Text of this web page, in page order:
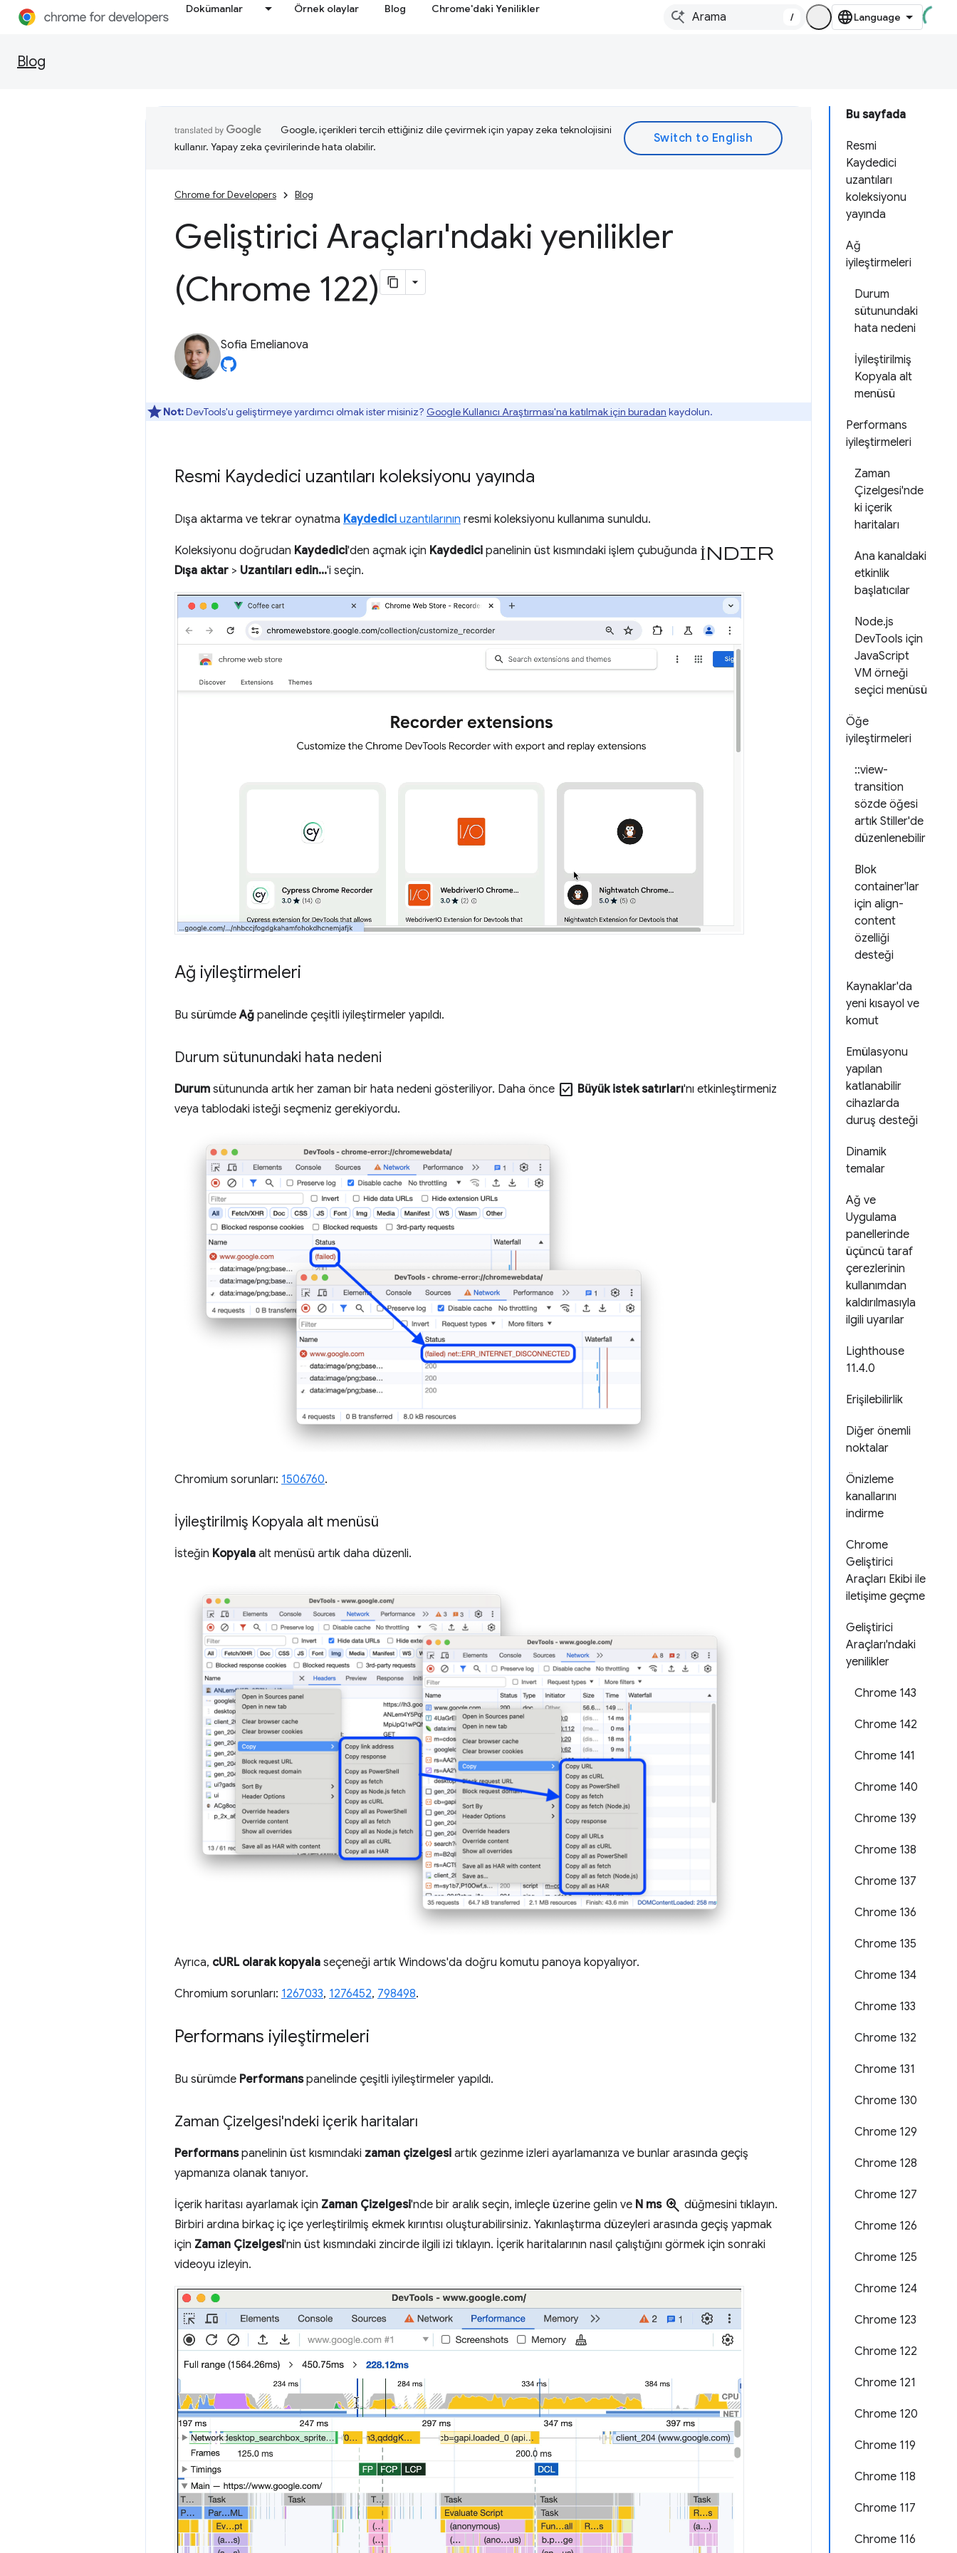
Dokümanlar Örnek olaylar Blog Chrome'daki Yenilikler
/
Blog
Bu sayfada
Resmi
Kaydedici
uzantıları
koleksiyonu
yayında
Ağ
iyileştirmeleri
Durum
sütunundaki
hata nedeni
İyileştirilmiş
Kopyala alt
menüsü
Performans
iyileştirmeleri
Zaman
Çizelgesi'nde
ki içerik
haritaları
Ana kanaldaki
etkinlik
başlatıcılar
Node.js
DevTools için
JavaScript
VM örneği
seçici menüsü
Öğe
iyileştirmeleri
::view-
transition
sözde öğesi
artık Stiller'de
düzenlenebilir
Blok
container'lar
için align-
content
özelliği
desteği
Kaynaklar'da
yeni kısayol ve
komut
Emülasyonu
yapılan
katlanabilir
cihazlarda
duruş desteği
Dinamik
temalar
Ağ ve
Uygulama
panellerinde
üçüncü taraf
çerezlerinin
kullanımdan
kaldırılmasıyla
ilgili uyarılar
Lighthouse
11.4.0
Erişilebilirlik
Diğer önemli
noktalar
Önizleme
kanallarını
indirme
Chrome
Geliştirici
Araçları Ekibi ile
iletişime geçme
Geliştirici
Araçları'ndaki
yenilikler
Chrome 143
Chrome 142
Chrome 141
Chrome 140
Chrome 139
Chrome 138
Chrome 137
Chrome 136
Chrome 135
Chrome 134
Chrome 133
Chrome 132
Chrome 131
Chrome 130
Chrome 129
Chrome 128
Chrome 127
Chrome 126
Chrome 125
Chrome 124
Chrome 123
Chrome 122
Chrome 121
Chrome 120
Chrome 119
Chrome 118
Chrome 117
Chrome 116
Google, içerikleri tercih ettiğiniz dile çevirmek için yapay zeka teknolojisini
kullanır. Yapay zeka çevirilerinde hata olabilir.
Chrome for Developers Blog
Geliştirici Araçları'ndaki yenilikler
(Chrome 122)
Sofia Emelianova
Not:DevTools'u geliştirmeye yardımcı olmak ister misiniz? Google Kullanıcı Araştırması'na katılmak için buradan kaydolun.
Resmi Kaydedici uzantıları koleksiyonu yayında
Dışa aktarma ve tekrar oynatma Kaydedici uzantılarının resmi koleksiyonu kullanıma sunuldu.
Koleksiyonu doğrudan Kaydedici'den açmak için Kaydedici panelinin üst kısmındaki işlem çubuğunda İndir
Dışa aktar > Uzantıları edin...'i seçin.
Ağ iyileştirmeleri
Bu sürümdeAğ panelinde çeşitli iyileştirmeler yapıldı.
Durum sütunundaki hata nedeni
Durum sütununda artık her zaman bir hata nedeni gösteriliyor. Daha önce check_box Büyük istek satırları'nı etkinleştirmeniz
veya tablodaki isteği seçmeniz gerekiyordu.
Chromium sorunları: 1506760.
İyileştirilmiş Kopyala alt menüsü
İsteğin Kopyala alt menüsü artık daha düzenli.
Ayrıca, cURL olarak kopyala seçeneği artık Windows'da doğru komutu panoya kopyalıyor.
Chromium sorunları: 1267033, 1276452, 798498.
Performans iyileştirmeleri
Bu sürümde Performanspanelinde çeşitli iyileştirmeler yapıldı.
Zaman Çizelgesi'ndeki içerik haritaları
Performanspanelinin üst kısmındaki zaman çizelgesi artık gezinme izleri ayarlamanıza ve bunlar arasında geçiş
yapmanıza olanak tanıyor.
İçerik haritası ayarlamak için Zaman Çizelgesi'nde bir aralık seçin, imleçle üzerine gelin ve N ms zoom_in düğmesini tıklayın.
Birbiri ardına birkaç iç içe yerleştirilmiş ekmek kırıntısı oluşturabilirsiniz. Yakınlaştırma düzeyleri arasında geçiş yapmak
için Zaman Çizelgesi'nin üst kısmındaki zincirde ilgili izi tıklayın. İçerik haritalarının nasıl çalıştığını görmek için sonraki
videoyu izleyin.